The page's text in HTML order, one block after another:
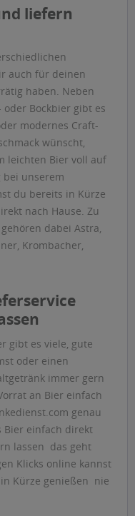
liefern
auch für deinen
haben. Neben
oder Bockbier gibt es
modernes Craft-
wünscht,
leichten Bier voll auf
bei unserem
du bereits in Kürze
nach Hause. Zu
dabei Astra,
Krombacher,
gibt es viele, gute
oder einen
immer gern
an Bier einfach
genau
Bier einfach direkt
lassen  das geht
Klicks online kannst
Kürze genießen  nie